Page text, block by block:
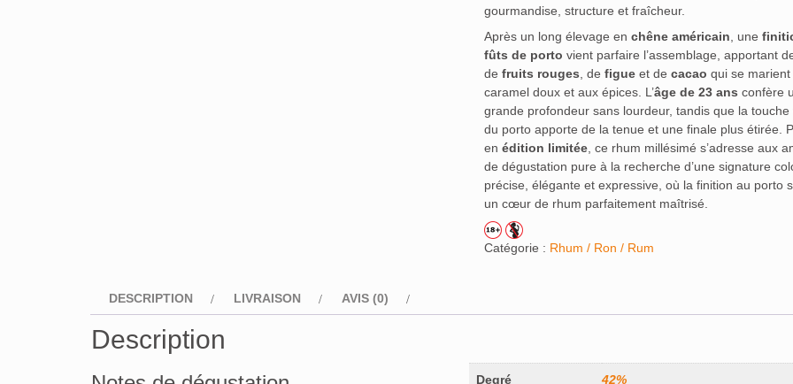
gourmandise, structure et fraîcheur.
Après un long élevage en chêne américain , une
fûts de porto vient parfaire l’assemblage, apportant
de fruits rouges , de figueet de cacao qui se marient
caramel doux et aux épices. L’âge de 23 ans confère
grande profondeur sans lourdeur, tandis que la touche
du porto apporte de la tenue et une finale plus étirée.
en édition limitée, ce rhum millésimé s’adresse aux
de dégustation pure à la recherche d’une signature
précise, élégante et expressive, où la finition au porto
un cœur de rhum parfaitement maîtrisé.
Catégorie : Rhum / Ron / Rum
DESCRIPTION LIVRAISON AVIS (0)
Description
Degré 42%